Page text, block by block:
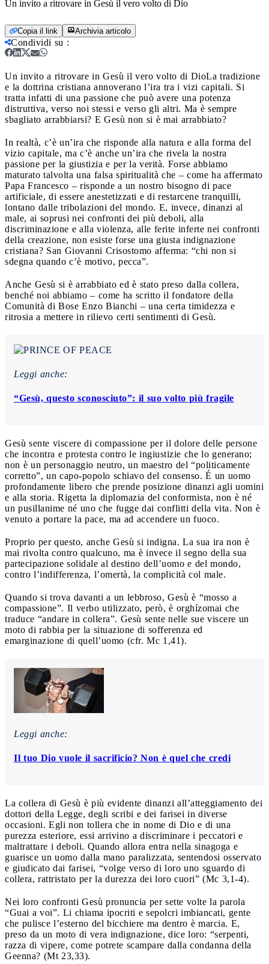
Un invito a ritrovare in Gesù il vero volto di Dio
Copia il link Archivia articolo
Condividi su :
Un invito a ritrovare in Gesù il vero volto di DioLa tradizione
e la dottrina cristiana annoverano l’ira tra i vizi capitali. Si
tratta infatti di una passione che può avere una potenza
distruttiva, verso noi stessi e verso gli altri. Ma è sempre
sbagliato arrabbiarsi? E Gesù non si è mai arrabbiato?
In realtà, c’è un’ira che risponde alla natura e alla forma del
vizio capitale, ma c’è anche un’ira che rivela la nostra
passione per la giustizia e per la verità. Forse abbiamo
maturato talvolta una falsa spiritualità che – come ha affermato
Papa Francesco – risponde a un nostro bisogno di pace
artificiale, di essere anestetizzati e di restarcene tranquilli,
lontano dalle tribolazioni del mondo. E, invece, dinanzi al
male, ai soprusi nei confronti dei più deboli, alla
discriminazione e alla violenza, alle ferite inferte nei confronti
della creazione, non esiste forse una giusta indignazione
cristiana? San Giovanni Crisostomo afferma: “chi non si
sdegna quando c’è motivo, pecca”.
Anche Gesù si è arrabbiato ed è stato preso dalla collera,
benché noi abbiamo – come ha scritto il fondatore della
Comunità di Bose Enzo Bianchi – una certa timidezza e
ritrosia a mettere in rilievo certi sentimenti di Gesù.
Leggi anche:
“Gesù, questo sconosciuto”: il suo volto più fragile
Gesù sente viscere di compassione per il dolore delle persone
che incontra e protesta contro le ingiustizie che lo generano;
non è un personaggio neutro, un maestro del “politicamente
corretto”, un capo-popolo schiavo del consenso. É un uomo
profondamente libero che prende posizione dinanzi agli uomini
e alla storia. Rigetta la diplomazia del conformista, non è né
un pusillanime né uno che fugge dai conflitti della vita. Non è
venuto a portare la pace, ma ad accendere un fuoco.
Proprio per questo, anche Gesù si indigna. La sua ira non è
mai rivolta contro qualcuno, ma è invece il segno della sua
partecipazione solidale al destino dell’uomo e del mondo,
contro l’indifferenza, l’omertà, la complicità col male.
Quando si trova davanti a un lebbroso, Gesù è “mosso a
compassione”. Il verbo utilizzato, però, è orghízomai che
traduce “andare in collera”. Gesù sente nelle sue viscere un
moto di rabbia per la situazione di sofferenza ed
emarginazione di quell’uomo (cfr. Mc 1,41).
Leggi anche:
Il tuo Dio vuole il sacrificio? Non è quel che credi
La collera di Gesù è più evidente dinanzi all’atteggiamento dei
dottori della Legge, degli scribi e dei farisei in diverse
occasioni. Egli non tollera che in nome di Dio e di una
purezza esteriore, essi arrivino a discriminare i peccatori e
maltrattare i deboli. Quando allora entra nella sinagoga e
guarisce un uomo dalla mano paralizzata, sentendosi osservato
e giudicato dai farisei, “volge verso di loro uno sguardo di
collera, rattristato per la durezza dei loro cuori” (Mc 3,1-4).
Nei loro confronti Gesù pronuncia per sette volte la parola
“Guai a voi”. Li chiama ipocriti e sepolcri imbiancati, gente
che pulisce l’esterno del bicchiere ma dentro è marcia. E,
preso da un moto di vera indignazione, dice loro: “serpenti,
razza di vipere, come potrete scampare dalla condanna della
Geenna? (Mt 23,33).